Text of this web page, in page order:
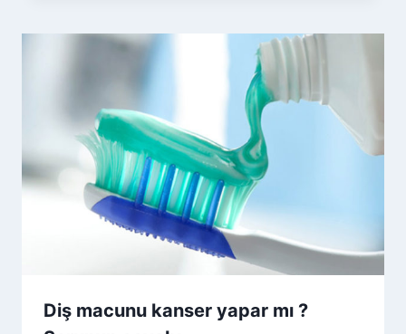
Diş macunu kanser yapar mı ?